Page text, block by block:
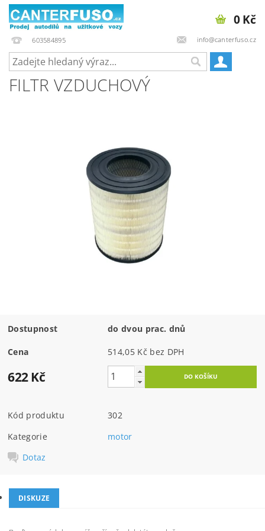
603584895 info@canterfuso.cz
0 Kč
FILTR VZDUCHOVÝ
Dostupnost do dvou prac. dnů
Cena 514,05 Kč bez DPH
622 Kč
Kód produktu
302
Kategorie
motor
Dotaz
DISKUZE